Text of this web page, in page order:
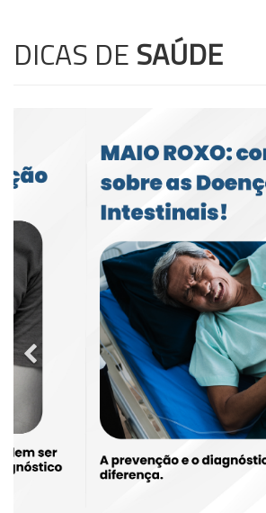
DICAS DE SAÚDE